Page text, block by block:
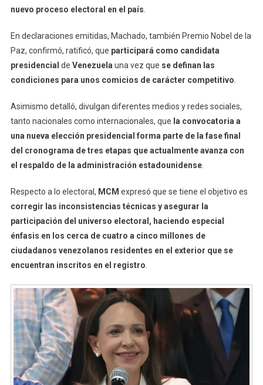
nuevo proceso electoral en el país
En declaraciones emitidas, Machado, también Premio Nobel de la
Paz, confirmó, ratificó, que participará como candidata
presidencial de Venezuela una vez que se definan las
condiciones para unos comicios de carácter competitivo
Asimismo detalló, divulgan diferentes medios y redes sociales,
tanto nacionales como internacionales, que la convocatoria a
una nueva elección presidencial forma parte de la fase final
del cronograma de tres etapas que actualmente avanza con
el respaldo de la administración estadounidense.
Respecto a lo electoral, MCM expresó que se tiene el objetivo es
corregir las inconsistencias técnicas y asegurar la
participación del universo electoral, haciendo especial
énfasis en los cerca de cuatro a cinco millones de
ciudadanos venezolanos residentes en el exterior que se
encuentran inscritos en el registro